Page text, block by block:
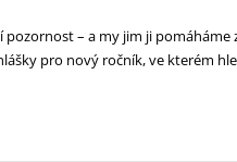
pozornost – a my jim ji pomáháme
pro nový ročník, ve kterém